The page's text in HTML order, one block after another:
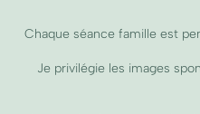
Chaque séance famille est
Je privilégie les images